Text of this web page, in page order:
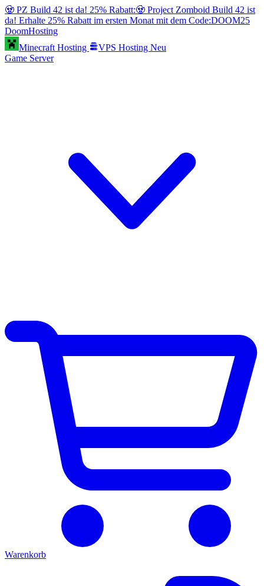
🧟 PZ Build 42 ist da! 25% Rabatt:🧟 Project Zomboid Build 42 ist
da! Erhalte 25% Rabatt im ersten Monat mit dem Code:DOOM25
DoomHosting
Minecraft Hosting
VPS Hosting Neu
Game Server
Warenkorb